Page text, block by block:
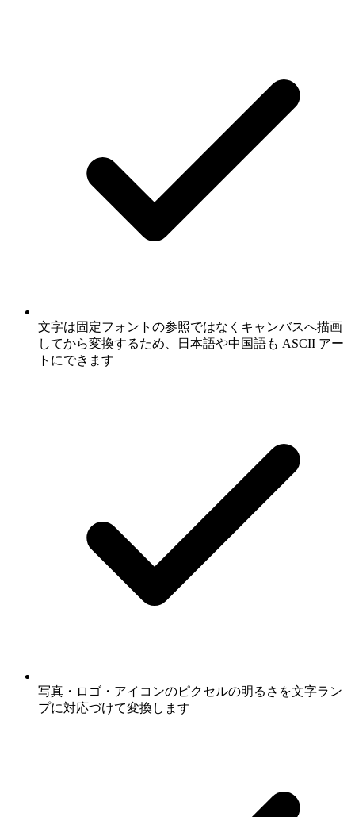
文字は固定フォントの参照ではなくキャンバスへ描画
してから変換するため、日本語や中国語も ASCII アー
トにできます
写真・ロゴ・アイコンのピクセルの明るさを文字ラン
プに対応づけて変換します